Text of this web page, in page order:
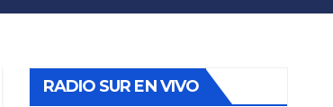
RADIO SUR EN VIVO